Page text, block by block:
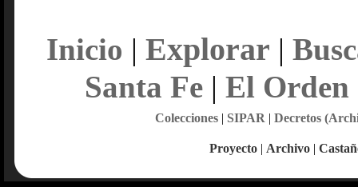
Inicio | Explorar |
Santa Fe| El Orden
Colecciones| SIPAR | Decretos
Proyecto | Archivo |